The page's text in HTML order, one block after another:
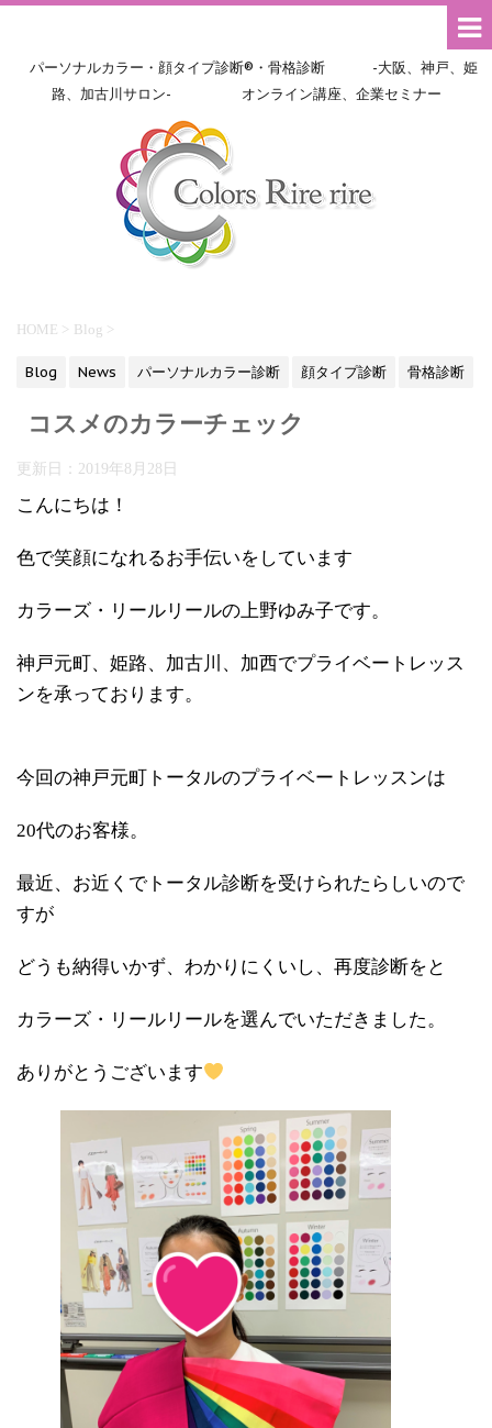
パーソナルカラー・顔タイプ診断®・骨格診断 -大阪、神戸、姫
路、加古川サロン- オンライン講座、企業セミナー
HOME > Blog >
Blog News パーソナルカラー診断 顔タイプ診断 骨格診断
コスメのカラーチェック
更新日： 2019年8月28日
こんにちは！
色で笑顔になれるお手伝いをしています
カラーズ・リールリールの上野ゆみ子です。
神戸元町、姫路、加古川、加西でプライベートレッス
ンを承っております。
今回の神戸元町トータルのプライベートレッスンは
20代のお客様。
最近、お近くでトータル診断を受けられたらしいので
すが
どうも納得いかず、わかりにくいし、再度診断をと
カラーズ・リールリールを選んでいただきました。
ありがとうございます